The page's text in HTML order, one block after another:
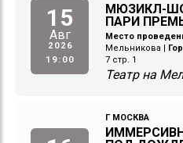
15
Авг
2026
19:00
МЮЗИКЛ-
ПАРИ
Место
Мельникова |
7 стр. 1
Театр на
Г МОСКВА